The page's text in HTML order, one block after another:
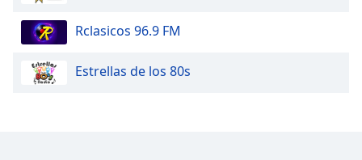
Rclasicos 96.9 FM
Estrellas de los 80s